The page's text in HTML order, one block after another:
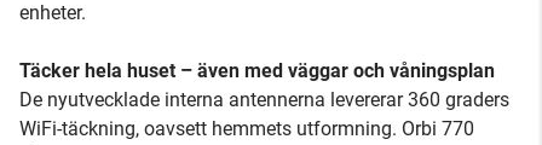
enheter.
Täcker hela huset – även med väggar och våningsplan
De nyutvecklade interna antennerna levererar 360 graders
WiFi-täckning, oavsett hemmets utformning. Orbi 770